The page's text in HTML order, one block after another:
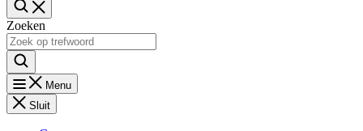
Zoeken
Menu
Sluit